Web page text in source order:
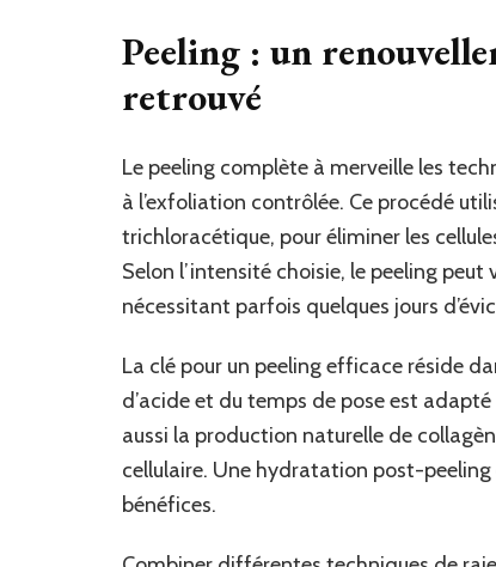
Peeling : un
retrouvé
Le peeling complète à merveille les
à l’exfoliation contrôlée. Ce procédé
trichloracétique, pour éliminer les
Selon l’intensité choisie, le peeling
nécessitant parfois quelques jours
La clé pour un peeling efficace réside
d’acide et du temps de pose est
aussi la production naturelle de
cellulaire. Une hydratation post-
bénéfices.